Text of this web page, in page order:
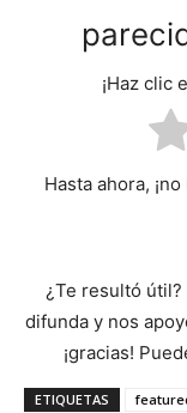
¡Haz clic
Hasta ahora,
¿Te resultó
difunda y nos
¡gracias!
ETIQUETAS